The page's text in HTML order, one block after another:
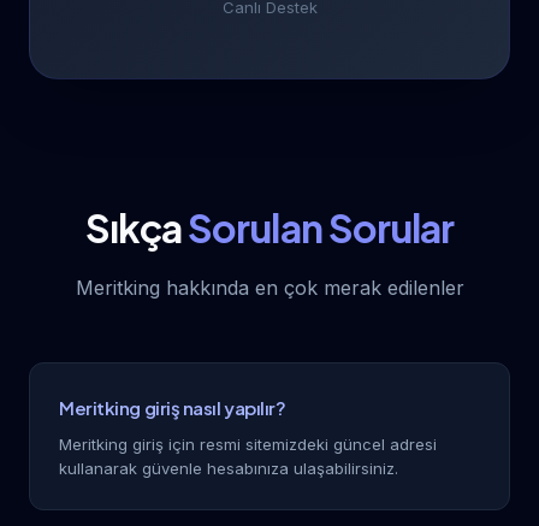
Canlı Destek
SıkçaSorulan Sorular
Meritking hakkında en çok merak edilenler
Meritking giriş nasıl yapılır?
Meritking giriş için resmi sitemizdeki güncel adresi
kullanarak güvenle hesabınıza ulaşabilirsiniz.